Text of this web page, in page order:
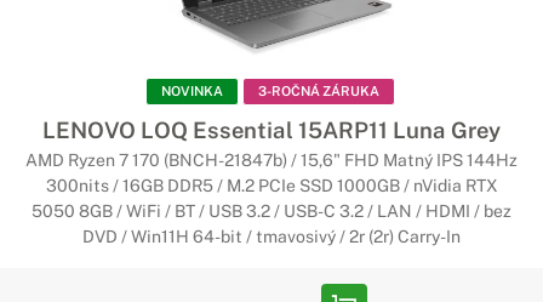
NOVINKA 3-ROČNÁ ZÁRUKA
LENOVO LOQ Essential 15ARP11 Luna Grey
AMD Ryzen 7 170 (BNCH-21847b) / 15,6" FHD Matný IPS 144Hz
300nits / 16GB DDR5 / M.2 PCIe SSD 1000GB / nVidia RTX
5050 8GB / WiFi / BT / USB 3.2 / USB-C 3.2 / LAN / HDMI / bez
DVD / Win11H 64-bit / tmavosivý / 2r (2r) Carry-In